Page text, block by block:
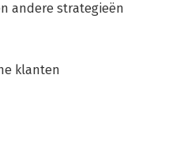
andere strategieën
klanten